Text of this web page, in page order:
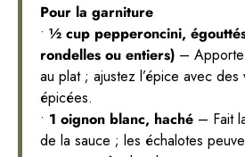
Pour la garniture
• ½ cup pepperoncini,
rondelles ou entiers) –
au plat ; ajustez l’épice avec
épicées.
• 1 oignon blanc, haché – Fait
de la sauce ; les échalotes